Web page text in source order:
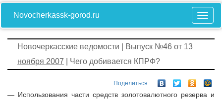
Novocherkassk-gorod.ru
Новочеркасские ведомости
Выпуск №46 от 13
ноября 2007 | Чего добивается КПРФ?
Поделиться
— Использования части средств золотовалютного резерва и